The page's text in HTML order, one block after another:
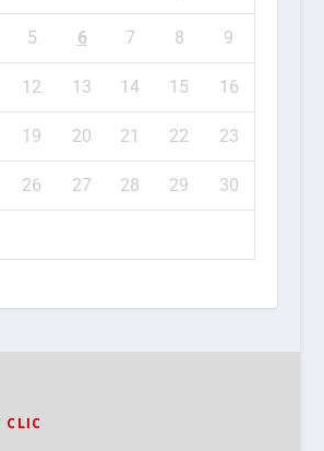
5 6 7 8 9
12 13 14 15 16
19 20 21 22 23
26 27 28 29 30
CLIC